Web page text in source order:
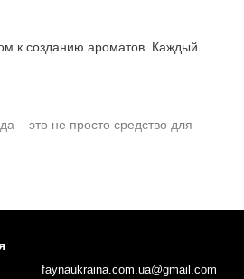
к созданию ароматов. Каждый
– это не просто средство для
faynaukraina.com.ua@gmail.com